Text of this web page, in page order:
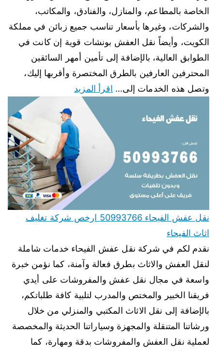
الخاصة بالمطاعم، والمنازل، والفنادق، والمكاتب،
والشركات، وغيرها بأسعار تناسب جميع زبائن في مملكة
الكويت، وأيضاً نقل العفش بونشات قوية إن كانت في
الطوابق العالية، بالإضافة إلى تأمين أمهر السائقين
المحترفين العارفين بالطرق المختصرة وأقربها إليك،
وتصل هذه الخدمات إلى… اقرأ المزيد
نقل عفش الفيحاء 50993766 ارخص شركة تغليف
اثاث الفيحاء
نقدم لكم في شركة نقل عفش الفيحاء خدمات شاملة
لنقل العفش والاثاث بطرق فعالة وآمنة، كما نؤمن خبرة
واسعة في مجال نقل عفش والمفروشات على أيدي
فريقنا الخبير والمختص والمدرب لتلبية كافة طلباتكم،
بالإضافة إلى نقل الاثاث المكتبي والمنزلي من خلال
ورشاتنا المتنقلة والمجهزة وسياراتنا الحديثة والمخصصة
لعملية نقل العفش والمفروشات بدقة ومهارة، كما